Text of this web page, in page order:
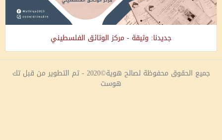
جديدنا: وثيقة - مركز الوثائق الفلسطيني
جميع الحقوق محفوظة لصالح هوية©2020 - تم التطوير من قبل تك
هوست